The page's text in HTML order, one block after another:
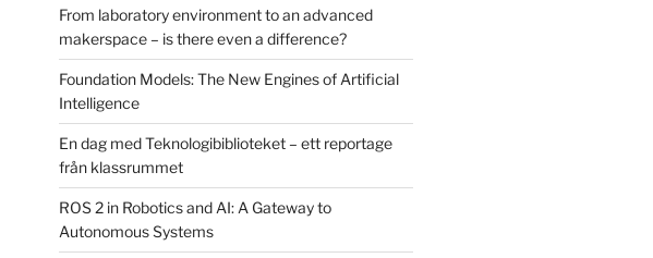
From laboratory environment to an advanced
makerspace – is there even a difference?
Foundation Models: The New Engines of Artificial
Intelligence
En dag med Teknologibiblioteket – ett reportage
från klassrummet
ROS 2 in Robotics and AI: A Gateway to
Autonomous Systems